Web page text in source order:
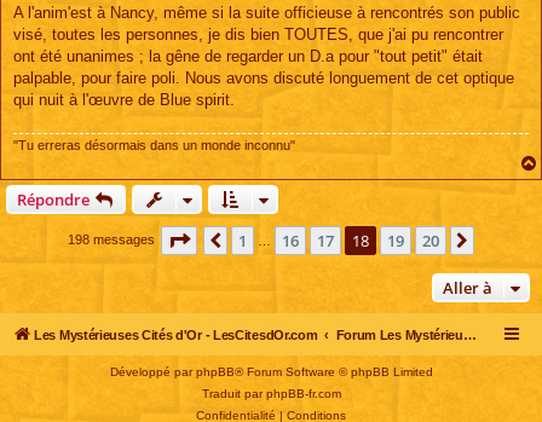
A l'anim'est à Nancy, même si la suite officieuse à rencontrés son public
visé, toutes les personnes, je dis bien TOUTES, que j'ai pu rencontrer
ont été unanimes ; la gêne de regarder un D.a pour "tout petit" était
palpable, pour faire poli. Nous avons discuté longuement de cet optique
qui nuit à l'œuvre de Blue spirit.
"Tu erreras désormais dans un monde inconnu"
Répondre
198 messages Page 18 sur 20
Précédente
1 16 17 18 19 20
Aller à
Les Mystérieuses Cités d'Or - LesCitesdOr.com Forum Les Mystérieuses Cités d'Or
Développé parphpBB® Forum Software © phpBB Limited
Traduit par phpBB-fr.com
Confidentialité | Conditions